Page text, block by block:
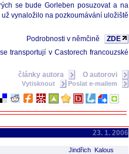
se bude Gorleben posuzovat a na
vynaložilo na pozkoumávání uložiště
Podrobnosti v němčině
ZDE
transportují v Castorech francouzské
články autora
O autorovi
Vytisknout Poslat e-mailem
23. 1. 2006
Jindřich Kalous